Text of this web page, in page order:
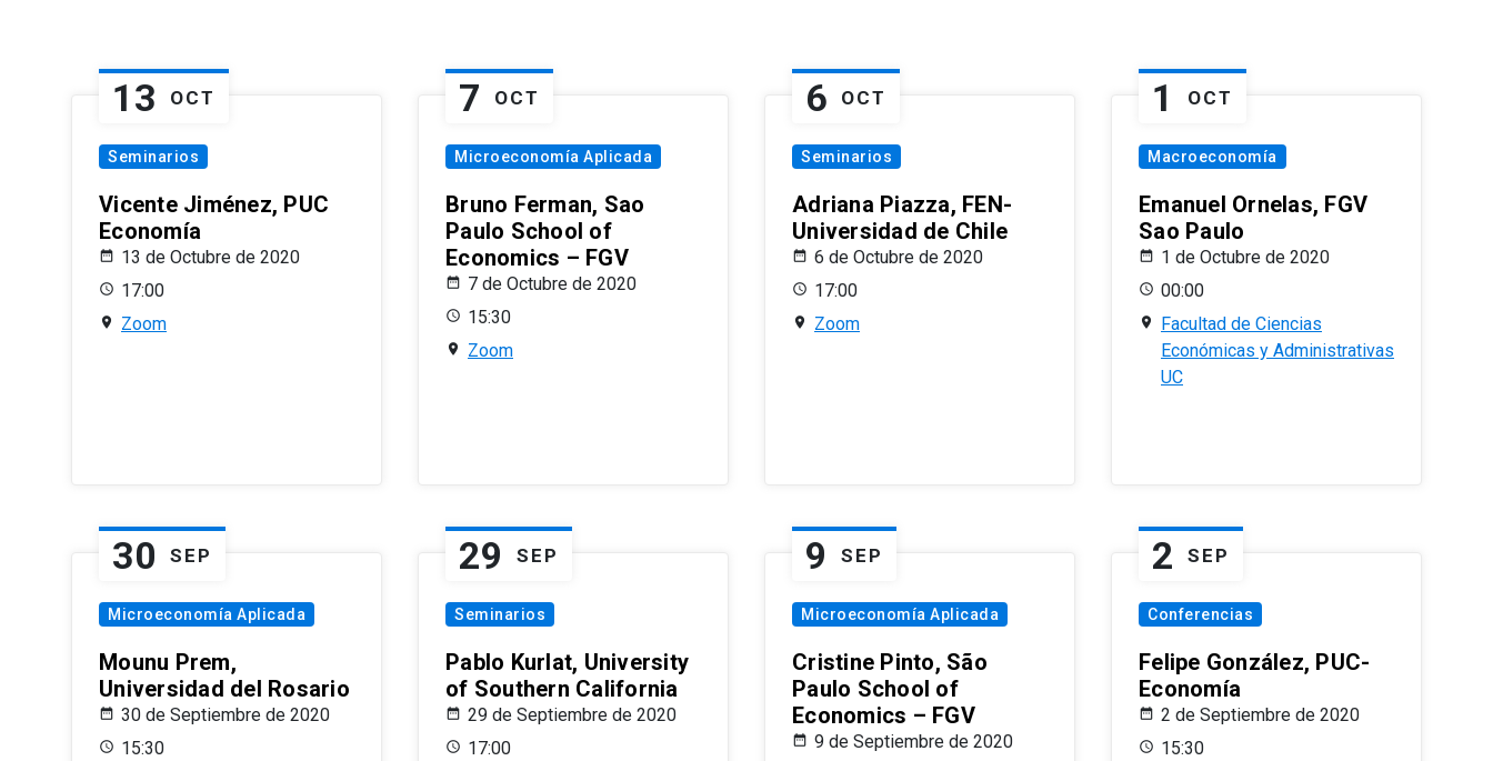
13 OCT
Seminarios
Vicente Jiménez, PUC
Economía
13 de Octubre de 2020
17:00
Zoom
7 OCT
Microeconomía Aplicada
Bruno Ferman, Sao
Paulo School of
Economics – FGV
7 de Octubre de 2020
15:30
Zoom
6 OCT
Seminarios
Adriana Piazza, FEN-
Universidad de Chile
6 de Octubre de 2020
17:00
Zoom
1 OCT
Macroeconomía
Emanuel Ornelas, FGV
Sao Paulo
1 de Octubre de 2020
00:00
Facultad de Ciencias
Económicas y Administrativas
UC
30 SEP
Microeconomía Aplicada
Mounu Prem,
Universidad del Rosario
30 de Septiembre de 2020
15:30
29 SEP
Seminarios
Pablo Kurlat, University
of Southern California
29 de Septiembre de 2020
17:00
9 SEP
Microeconomía Aplicada
Cristine Pinto, São
Paulo School of
Economics – FGV
9 de Septiembre de 2020
2 SEP
Conferencias
Felipe González, PUC-
Economía
2 de Septiembre de 2020
15:30